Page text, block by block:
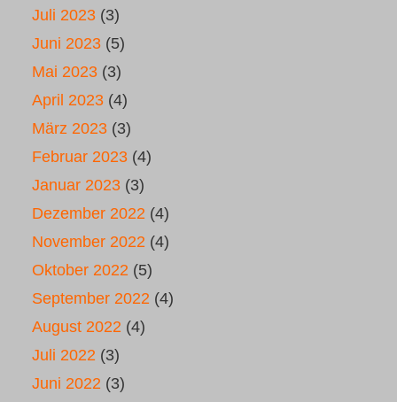
Juli 2023 (3)
Juni 2023 (5)
Mai 2023 (3)
April 2023 (4)
März 2023 (3)
Februar 2023 (4)
Januar 2023 (3)
Dezember 2022 (4)
November 2022 (4)
Oktober 2022 (5)
September 2022 (4)
August 2022 (4)
Juli 2022 (3)
Juni 2022 (3)